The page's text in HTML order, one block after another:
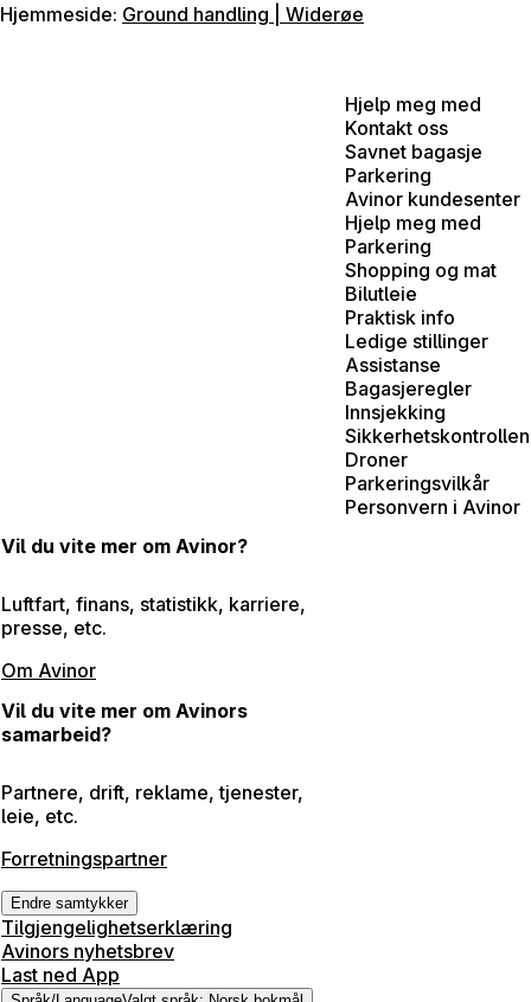
Hjemmeside: Ground handling | Widerøe
Hjelp meg med
Kontakt oss
Savnet bagasje
Parkering
Avinor kundesenter
Hjelp meg med
Parkering
Shopping og mat
Bilutleie
Praktisk info
Ledige stillinger
Assistanse
Bagasjeregler
Innsjekking
Sikkerhetskontrollen
Droner
Parkeringsvilkår
Personvern i Avinor
Vil du vite mer om Avinor?
Luftfart, finans, statistikk, karriere,
presse, etc.
Om Avinor
Vil du vite mer om Avinors
samarbeid?
Partnere, drift, reklame, tjenester,
leie, etc.
Forretningspartner
Endre samtykker
Tilgjengelighetserklæring
Avinors nyhetsbrev
Last ned App